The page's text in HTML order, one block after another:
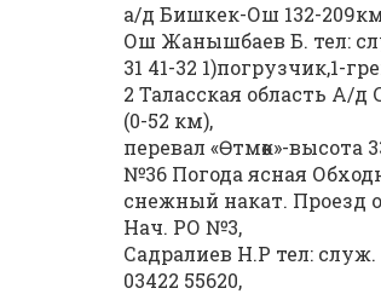
а/д Бишкек-Ош 132-
Ош Жанышбаев Б. тел:
31 41-32 1)погрузчик,1-
2 Таласская область А/
(0-52 км),
перевал «Өтмөк»-высота
№36 Погода ясная
снежный накат. Проезд
Нач. РО №3,
Садралиев Н.Р тел: служ.
03422 55620,